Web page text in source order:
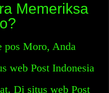
Memeriksa
pos Moro, Anda
web Post Indonesia
Di situs web Post